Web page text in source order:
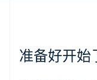
准备好开始
English
葡萄牙